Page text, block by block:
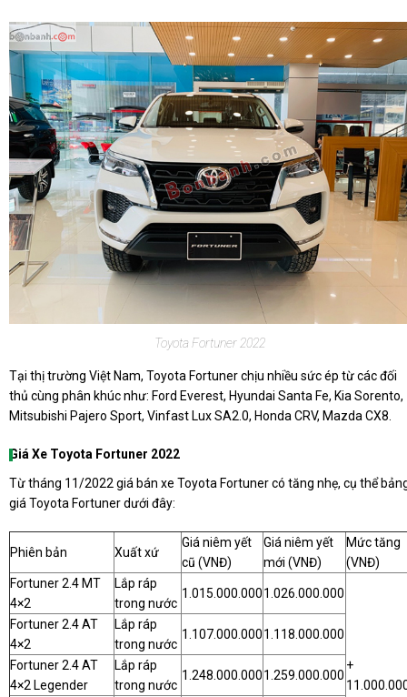
Toyota Fortuner 2022
Tại thị trường Việt Nam, Toyota Fortuner chịu nhiều sức ép từ các đối
thủ cùng phân khúc như: Ford Everest, Hyundai Santa Fe, Kia Sorento,
Mitsubishi Pajero Sport, Vinfast Lux SA2.0, Honda CRV, Mazda CX8.
Giá Xe Toyota Fortuner 2022
Từ tháng 11/2022 giá bán xe Toyota Fortuner có tăng nhẹ, cụ thể
giá Toyota Fortuner dưới đây:
Phiên bản Xuất xứ
Giá niêm yết
cũ (VNĐ)
Giá niêm yết
mới (VNĐ)
Mức tăng
(VNĐ)
Fortuner 2.4 MT
4×2
Lắp ráp
trong nước
1.015.000.0001.026.000.000
+
Fortuner 2.4 AT
4×2
Lắp ráp
trong nước
1.107.000.0001.118.000.000
Fortuner 2.4 AT
4×2 Legender
Lắp ráp
trong nước
1.248.000.0001.259.000.000